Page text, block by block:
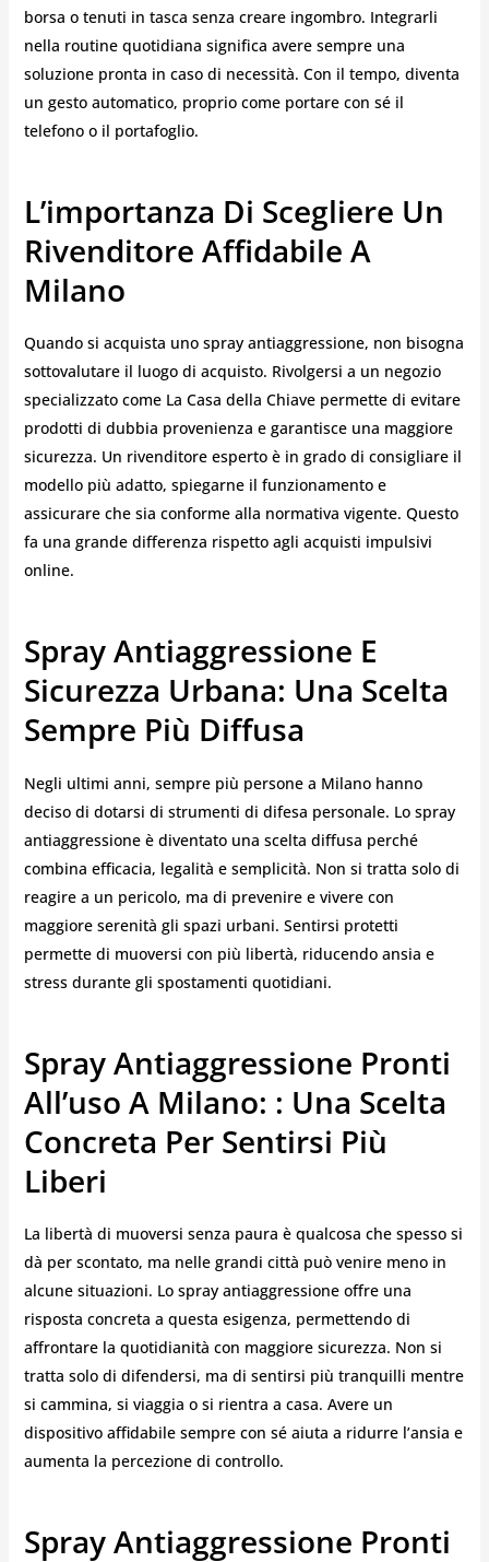
borsa o tenuti in tasca senza creare ingombro. Integrarli
nella routine quotidiana significa avere sempre una
soluzione pronta in caso di necessità. Con il tempo, diventa
un gesto automatico, proprio come portare con sé il
telefono o il portafoglio.
L’importanza Di Scegliere Un
Rivenditore Affidabile A
Milano
Quando si acquista uno spray antiaggressione, non bisogna
sottovalutare il luogo di acquisto. Rivolgersi a un negozio
specializzato come La Casa della Chiave permette di evitare
prodotti di dubbia provenienza e garantisce una maggiore
sicurezza. Un rivenditore esperto è in grado di consigliare il
modello più adatto, spiegarne il funzionamento e
assicurare che sia conforme alla normativa vigente. Questo
fa una grande differenza rispetto agli acquisti impulsivi
online.
Spray Antiaggressione E
Sicurezza Urbana: Una Scelta
Sempre Più Diffusa
Negli ultimi anni, sempre più persone a Milano hanno
deciso di dotarsi di strumenti di difesa personale. Lo spray
antiaggressione è diventato una scelta diffusa perché
combina efficacia, legalità e semplicità. Non si tratta solo di
reagire a un pericolo, ma di prevenire e vivere con
maggiore serenità gli spazi urbani. Sentirsi protetti
permette di muoversi con più libertà, riducendo ansia e
stress durante gli spostamenti quotidiani.
Spray Antiaggressione Pronti
All’uso A Milano: : Una Scelta
Concreta Per Sentirsi Più
Liberi
La libertà di muoversi senza paura è qualcosa che spesso si
dà per scontato, ma nelle grandi città può venire meno in
alcune situazioni. Lo spray antiaggressione offre una
risposta concreta a questa esigenza, permettendo di
affrontare la quotidianità con maggiore sicurezza. Non si
tratta solo di difendersi, ma di sentirsi più tranquilli mentre
si cammina, si viaggia o si rientra a casa. Avere un
dispositivo affidabile sempre con sé aiuta a ridurre l’ansia e
aumenta la percezione di controllo.
Spray Antiaggressione Pronti